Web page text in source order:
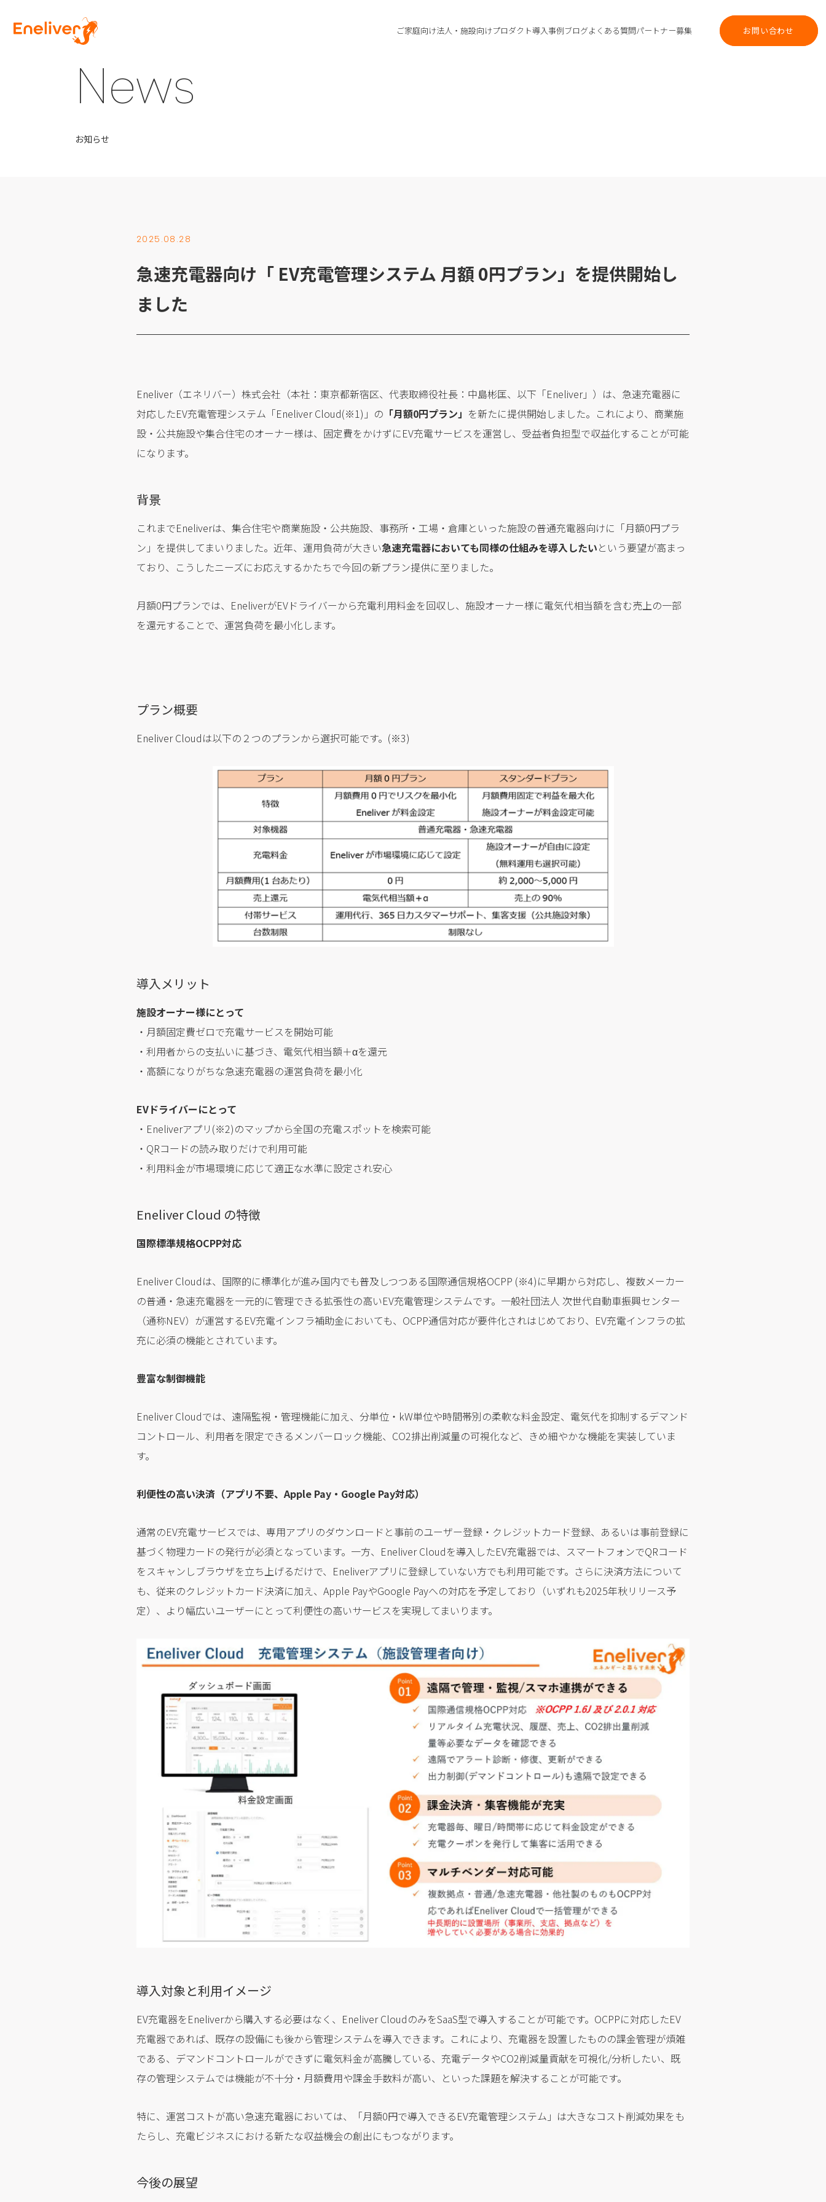
ご家庭向け法人・施設向けプロダクト導入事例ブログよくある質問パートナー募集
お問い合わせ
お問い合わせ
News
お知らせ
2025.08.28
急速充電器向け「 EV充電管理システム 月額 0円プラン」を提供開始し
ました
Eneliver（エネリバー）株式会社（本社：東京都新宿区、代表取締役社長：中島彬匡、以下「Eneliver」）は、急速充電器に
対応したEV充電管理システム「Eneliver Cloud(※1)」の 「月額0円プラン」 を新たに提供開始しました。これにより、商業施
設・公共施設や集合住宅のオーナー様は、固定費をかけずにEV充電サービスを運営し、受益者負担型で収益化することが可能
になります。
背景
これまでEneliverは、集合住宅や商業施設・公共施設、事務所・工場・倉庫といった施設の普通充電器向けに「月額0円プラ
ン」を提供してまいりました。近年、運用負荷が大きい急速充電器においても同様の仕組みを導入したいという要望が高まっ
ており、こうしたニーズにお応えするかたちで今回の新プラン提供に至りました。
月額0円プランでは、EneliverがEVドライバーから充電利用料金を回収し、施設オーナー様に電気代相当額を含む売上の一部
を還元することで、運営負荷を最小化します。
プラン概要
Eneliver Cloudは以下の２つのプランから選択可能です。(※3)
導入メリット
施設オーナー様にとって
・月額固定費ゼロで充電サービスを開始可能
・利用者からの支払いに基づき、電気代相当額＋αを還元
・高額になりがちな急速充電器の運営負荷を最小化
EVドライバーにとって
・Eneliverアプリ(※2)のマップから全国の充電スポットを検索可能
・QRコードの読み取りだけで利用可能
・利用料金が市場環境に応じて適正な水準に設定され安心
Eneliver Cloud の特徴
国際標準規格OCPP対応
Eneliver Cloudは、国際的に標準化が進み国内でも普及しつつある国際通信規格OCPP (※4)に早期から対応し、複数メーカー
の普通・急速充電器を一元的に管理できる拡張性の高いEV充電管理システムです。一般社団法人 次世代自動車振興センター
（通称NEV）が運営するEV充電インフラ補助金においても、OCPP通信対応が要件化されはじめており、EV充電インフラの拡
充に必須の機能とされています。
豊富な制御機能
Eneliver Cloudでは、遠隔監視・管理機能に加え、分単位・kW単位や時間帯別の柔軟な料金設定、電気代を抑制するデマンド
コントロール、利用者を限定できるメンバーロック機能、CO2排出削減量の可視化など、きめ細やかな機能を実装していま
す。
利便性の高い決済（アプリ不要、Apple Pay・Google Pay対応）
通常のEV充電サービスでは、専用アプリのダウンロードと事前のユーザー登録・クレジットカード登録、あるいは事前登録に
基づく物理カードの発行が必須となっています。一方、Eneliver Cloudを導入したEV充電器では、スマートフォンでQRコード
をスキャンしブラウザを立ち上げるだけで、Eneliverアプリに登録していない方でも利用可能です。さらに決済方法について
も、従来のクレジットカード決済に加え、Apple PayやGoogle Payへの対応を予定しており（いずれも2025年秋リリース予
定）、より幅広いユーザーにとって利便性の高いサービスを実現してまいります。
導入対象と利用イメージ
EV充電器をEneliverから購入する必要はなく、Eneliver CloudのみをSaaS型で導入することが可能です。OCPPに対応したEV
充電器であれば、既存の設備にも後から管理システムを導入できます。これにより、充電器を設置したものの課金管理が煩雑
である、デマンドコントロールができずに電気料金が高騰している、充電データやCO2削減量貢献を可視化/分析したい、既
存の管理システムでは機能が不十分・月額費用や課金手数料が高い、といった課題を解決することが可能です。
特に、運営コストが高い急速充電器においては、「月額0円で導入できるEV充電管理システム」は大きなコスト削減効果をも
たらし、充電ビジネスにおける新たな収益機会の創出にもつながります。
今後の展望